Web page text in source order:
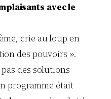
avec le
crie au loup en
des pouvoirs ».
des solutions
programme était